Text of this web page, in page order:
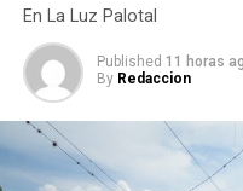
En La Luz Palotal
Published 11 horas
By Redaccion